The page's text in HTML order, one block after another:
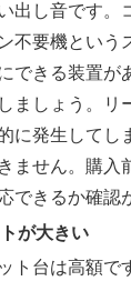
出し音です。
不要機という
できる装置が
ましょう。リ
に発生してし
ません。購入
できるか確認
が大きい
ト台は高額で